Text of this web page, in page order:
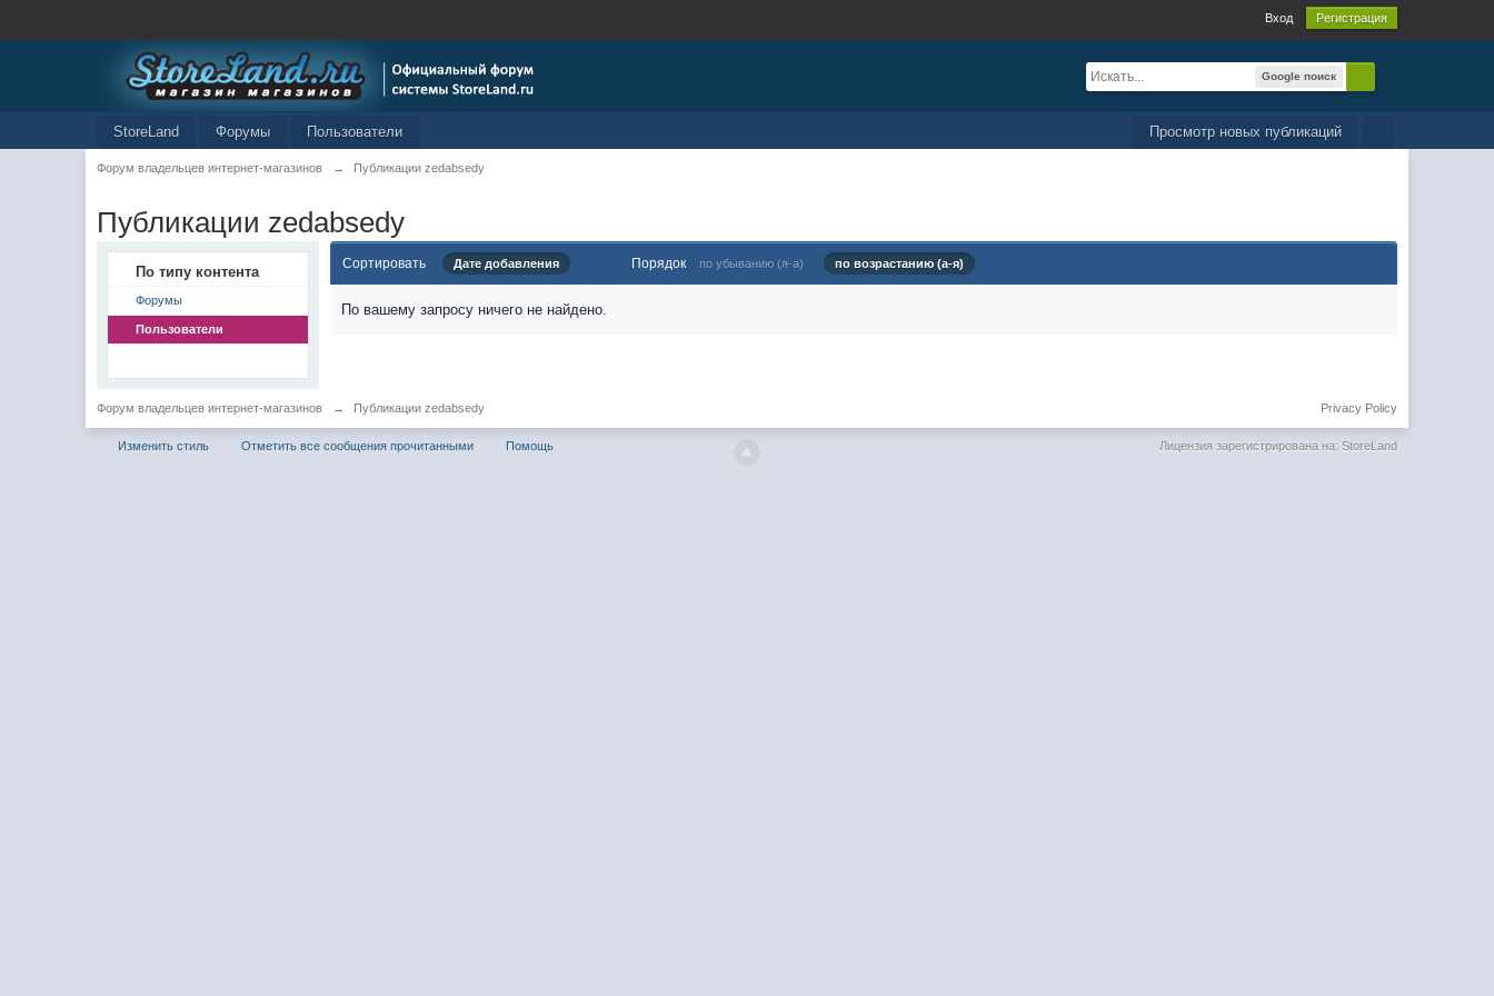
Вход Регистрация
Google поиск
Просмотр новых публикаций
StoreLand Форумы Пользователи
Форум владельцев интернет-магазинов → Публикации zedabsedy
Публикации zedabsedy
По типу контента
Форумы
Пользователи
Сортировать Дате добавления Порядок по убыванию (я-а) по возрастанию (а-я)
По вашему запросу ничего не найдено.
Форум владельцев интернет-магазинов → Публикации zedabsedy Privacy Policy
Изменить стиль Отметить все сообщения прочитанными Помощь Лицензия зарегистрирована на: StoreLand